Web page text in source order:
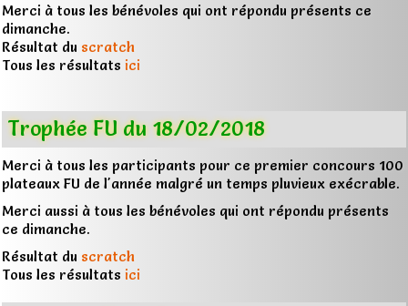
Merci à tous les bénévoles qui ont répondu présents ce
dimanche.
Résultat du scratch
Tous les résultats ici
Trophée FU du 18/02/2018
Merci à tous les participants pour ce premier concours 100
plateaux FU de l'année malgré un temps pluvieux exécrable.
Merci aussi à tous les bénévoles qui ont répondu présents
ce dimanche.
Résultat du scratch
Tous les résultats ici